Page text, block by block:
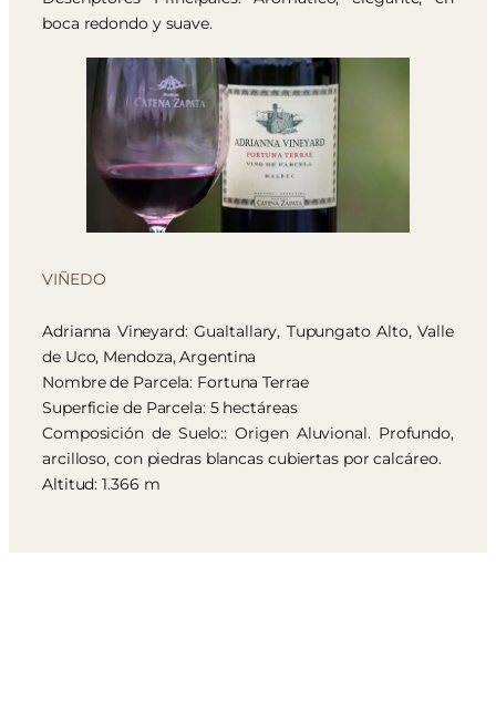
boca redondo y suave.
VIÑEDO
Adrianna Vineyard: Gualtallary, Tupungato Alto, Valle
de Uco, Mendoza, Argentina
Nombre de Parcela: Fortuna Terrae
Superficie de Parcela: 5 hectáreas
Composición de Suelo:: Origen Aluvional. Profundo,
arcilloso, con piedras blancas cubiertas por calcáreo.
Altitud: 1.366 m